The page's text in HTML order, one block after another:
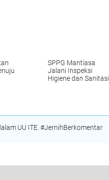
SPPG Mantiasa
Jalani Inspeksi
Higiene dan Sanitasi
UU ITE. #JernihBerkomentar